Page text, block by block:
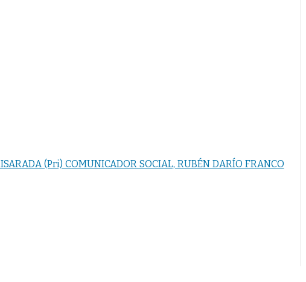
(Pri) COMUNICADOR SOCIAL, RUBÉN DARÍO FRANCO